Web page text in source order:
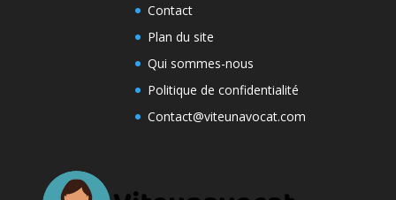
Contact
Plan du site
Qui sommes-nous
Politique de confidentialité
Contact@viteunavocat.com